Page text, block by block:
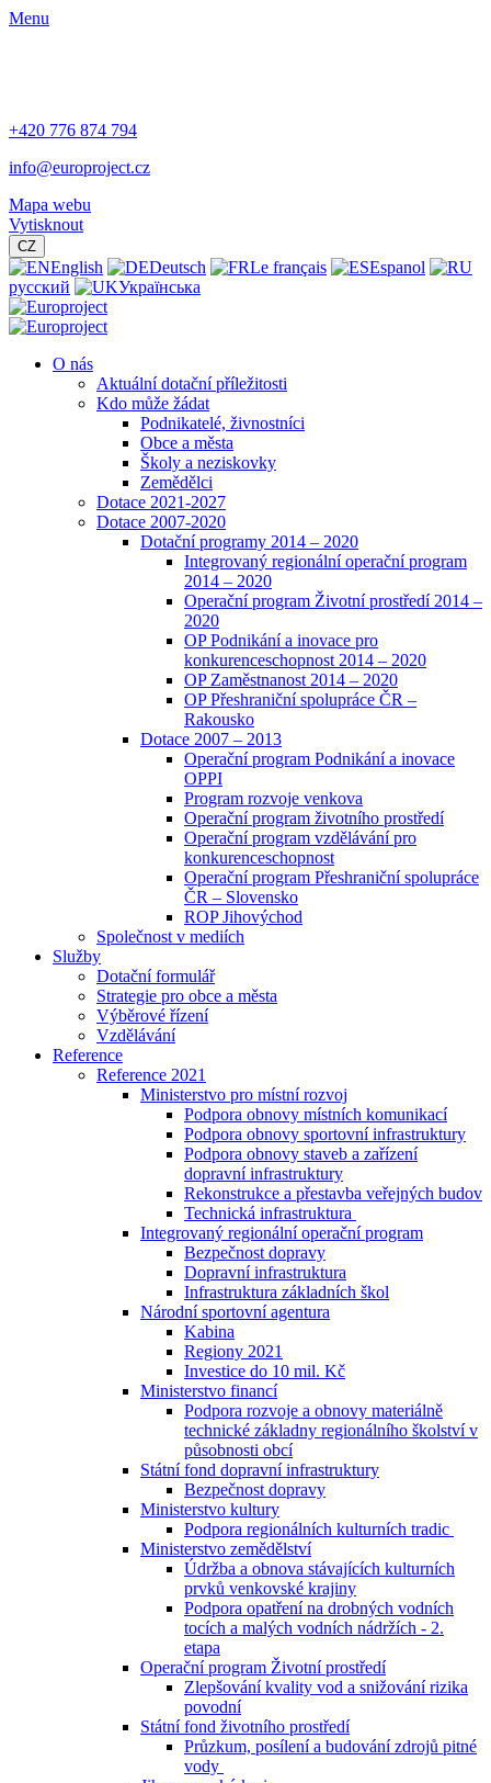
Menu
+420 776 874 794
info@europroject.cz
Mapa webu
Vytisknout
CZ
English Deutsch Le français
Espanol
русский
Українська
O nás
Aktuální dotační příležitosti
Kdo může žádat
Podnikatelé, živnostníci
Obce a města
Školy a neziskovky
Zemědělci
Dotace 2021-2027
Dotace 2007-2020
Dotační programy 2014 – 2020
Integrovaný regionální operační program
2014 – 2020
Operační program Životní prostředí 2014 –
2020
OP Podnikání a inovace pro
konkurenceschopnost 2014 – 2020
OP Zaměstnanost 2014 – 2020
OP Přeshraniční spolupráce ČR –
Rakousko
Dotace 2007 – 2013
Operační program Podnikání a inovace
OPPI
Program rozvoje venkova
Operační program životního prostředí
Operační program vzdělávání pro
konkurenceschopnost
Operační program Přeshraniční spolupráce
ČR – Slovensko
ROP Jihovýchod
Společnost v mediích
Služby
Dotační formulář
Strategie pro obce a města
Výběrové řízení
Vzdělávání
Reference
Reference 2021
Ministerstvo pro místní rozvoj
Podpora obnovy místních komunikací
Podpora obnovy sportovní infrastruktury
Podpora obnovy staveb a zařízení
dopravní infrastruktury
Rekonstrukce a přestavba veřejných budov
Technická infrastruktura
Integrovaný regionální operační program
Bezpečnost dopravy
Dopravní infrastruktura
Infrastruktura základních škol
Národní sportovní agentura
Kabina
Regiony 2021
Investice do 10 mil. Kč
Ministerstvo financí
Podpora rozvoje a obnovy materiálně
technické základny regionálního školství v
působnosti obcí
Státní fond dopravní infrastruktury
Bezpečnost dopravy
Ministerstvo kultury
Podpora regionálních kulturních tradic
Ministerstvo zemědělství
Údržba a obnova stávajících kulturních
prvků venkovské krajiny
Podpora opatření na drobných vodních
tocích a malých vodních nádržích - 2.
etapa
Operační program Životní prostředí
Zlepšování kvality vod a snižování rizika
povodní
Státní fond životního prostředí
Průzkum, posílení a budování zdrojů pitné
vody